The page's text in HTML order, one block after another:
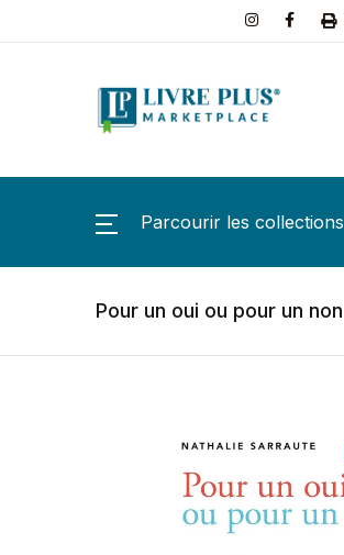
Parcourir les collections
Pour un oui ou pour un non